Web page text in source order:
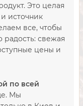
Это целая
источник
все, чтобы
радость: свежая
цены и
по всей
Мы